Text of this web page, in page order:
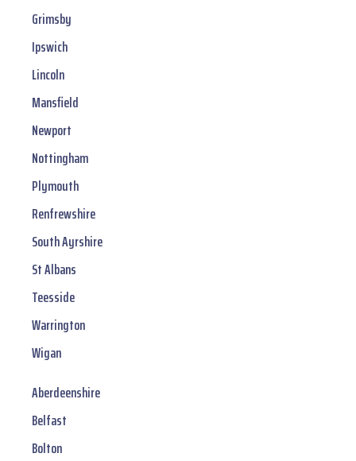
Grimsby
Ipswich
Lincoln
Mansfield
Newport
Nottingham
Plymouth
Renfrewshire
South Ayrshire
St Albans
Teesside
Warrington
Wigan
Aberdeenshire
Belfast
Bolton